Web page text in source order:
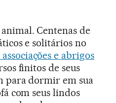
Centenas de
e solitários no
e abrigos
finitos de seus
para dormir em sua
com seus lindos